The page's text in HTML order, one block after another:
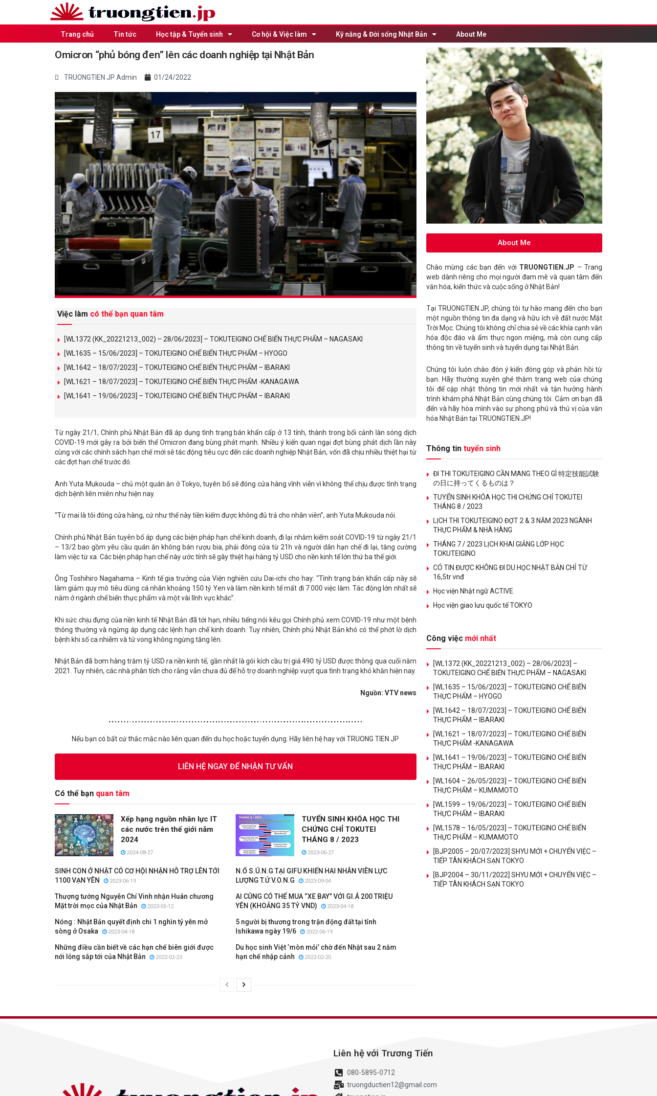
Trang chủ Tin tức Học tập & Tuyển sinh Cơ hội & Việc làm Kỹ năng & Đời sống Nhật Bản About Me
Omicron “phủ bóng đen” lên các doanh nghiệp tại Nhật Bản
TRUONGTIEN JP Admin 01/24/2022
Việc làm có thể bạn quan tâm
[WL1372 (KK_20221213_002) – 28/06/2023] – TOKUTEIGINO CHẾ BIẾN THỰC PHẨM – NAGASAKI
[WL1635 – 15/06/2023] – TOKUTEIGINO CHẾ BIẾN THỰC PHẨM – HYOGO
[WL1642 – 18/07/2023] – TOKUTEIGINO CHẾ BIẾN THỰC PHẨM – IBARAKI
[WL1621 – 18/07/2023] – TOKUTEIGINO CHẾ BIẾN THỰC PHẨM -KANAGAWA
[WL1641 – 19/06/2023] – TOKUTEIGINO CHẾ BIẾN THỰC PHẨM – IBARAKI
Từ ngày 21/1, Chính phủ Nhật Bản đã áp dụng tình trạng bán khẩn cấp ở 13 tỉnh, thành trong bối cảnh làn sóng dịch
COVID-19 mới gây ra bởi biến thể Omicron đang bùng phát mạnh. Nhiều ý kiến quan ngại đợt bùng phát dịch lần này
cùng với các chính sách hạn chế mới sẽ tác động tiêu cực đến các doanh nghiệp Nhật Bản, vốn đã chịu nhiều thiệt hại từ
các đợt hạn chế trước đó.
Anh Yuta Mukouda – chủ một quán ăn ở Tokyo, tuyên bố sẽ đóng cửa hàng vĩnh viễn vì không thể chịu được tình trạng
dịch bệnh liên miên như hiện nay.
“Từ mai là tôi đóng cửa hàng, cứ như thế này tiền kiếm được không đủ trả cho nhân viên”, anh Yuta Mukouda nói.
Chính phủ Nhật Bản tuyên bố áp dụng các biện pháp hạn chế kinh doanh, đi lại nhằm kiểm soát COVID-19 từ ngày 21/1
– 13/2 bao gồm yêu cầu quán ăn không bán rượu bia, phải đóng cửa từ 21h và người dân hạn chế đi lại, tăng cường
làm việc từ xa. Các biện pháp hạn chế này ước tính sẽ gây thiệt hại hàng tỷ USD cho nền kinh tế lớn thứ ba thế giới.
Ông Toshihiro Nagahama – Kinh tế gia trưởng của Viện nghiên cứu Dai-ichi cho hay: “Tình trạng bán khẩn cấp này sẽ
làm giảm quy mô tiêu dùng cá nhân khoảng 150 tỷ Yen và làm nền kinh tế mất đi 7.000 việc làm. Tác động lớn nhất sẽ
nằm ở ngành chế biến thực phẩm và một vài lĩnh vực khác”.
Khi sức chịu đựng của nền kinh tế Nhật Bản đã tới hạn, nhiều tiếng nói kêu gọi Chính phủ xem COVID-19 như một bệnh
thông thường và ngừng áp dụng các lệnh hạn chế kinh doanh. Tuy nhiên, Chính phủ Nhật Bản khó có thể phớt lờ dịch
bệnh khi số ca nhiễm và tử vong không ngừng tăng lên.
Nhật Bản đã bơm hàng trăm tỷ USD ra nền kinh tế, gần nhất là gói kích cầu trị giá 490 tỷ USD được thông qua cuối năm
2021. Tuy nhiên, các nhà phân tích cho rằng vẫn chưa đủ để hỗ trợ doanh nghiệp vượt qua tình trạng khó khăn hiện nay.
Nguồn: VTV news
Nếu bạn có bất cứ thắc mắc nào liên quan đến du học hoặc tuyển dụng. Hãy liên hệ hay với TRUONG TIEN JP
LIÊN HỆ NGAY ĐỂ NHẬN TƯ VẤN
Có thể bạn quan tâm
Xếp hạng nguồn nhân lực IT
các nước trên thế giới năm
2024
2024-08-27
TUYỂN SINH KHÓA HỌC THI
CHỨNG CHỈ TOKUTEI
THÁNG 8 / 2023
2023-06-27
SINH CON Ở NHẬT CÓ CƠ HỘI NHẬN HỖ TRỢ LÊN TỚI
1100 VẠN YÊN
2023-06-19
N.Ổ S.Ú.N.G TẠI GIFU KHIẾN HAI NHÂN VIÊN LỰC
LƯỢNG T.Ử V.O.N.G
2023-09-04
Thượng tướng Nguyễn Chí Vinh nhận Huân chương
Mặt trời mọc của Nhật Bản
2023-05-12
AI CŨNG CÓ THỂ MUA “XE BAY” VỚI GI.Á 200 TRIỆU
YÊN (KHOẢNG 35 TỶ VND)
2023-04-18
Nóng : Nhật Bản quyết định chi 1 nghìn tỷ yên mở
sòng ở Osaka
2023-04-18
5 người bị thương trong trận động đất tại tỉnh
Ishikawa ngày 19/6
2022-06-19
Những điều cần biết về các hạn chế biên giới được
nới lỏng sắp tới của Nhật Bản
2022-02-23
Du học sinh Việt ‘mòn mỏi’ chờ đến Nhật sau 2 năm
hạn chế nhập cảnh
2022-02-20
About Me
Chào mừng các bạn đến với TRUONGTIEN.JP – Trang
web dành riêng cho mọi người đam mê và quan tâm đến
văn hóa, kiến thức và cuộc sống ở Nhật Bản!
Tại TRUONGTIEN.JP, chúng tôi tự hào mang đến cho bạn
một nguồn thông tin đa dạng và hữu ích về đất nước Mặt
Trời Mọc. Chúng tôi không chỉ chia sẻ về các khía cạnh văn
hóa độc đáo và ẩm thực ngon miệng, mà còn cung cấp
thông tin về tuyển sinh và tuyển dụng tại Nhật Bản.
Chúng tôi luôn chào đón ý kiến đóng góp và phản hồi từ
bạn. Hãy thường xuyên ghé thăm trang web của chúng
tôi để cập nhật thông tin mới nhất và tận hưởng hành
trình khám phá Nhật Bản cùng chúng tôi. Cảm ơn bạn đã
đến và hãy hòa mình vào sự phong phú và thú vị của văn
hóa Nhật Bản tại TRUONGTIEN.JP!
Thông tin tuyển sinh
ĐI THI TOKUTEIGINO CẦN MANG THEO GÌ 特定技能試験
の日に持ってくるものは？
TUYỂN SINH KHÓA HỌC THI CHỨNG CHỈ TOKUTEI
THÁNG 8 / 2023
LỊCH THI TOKUTEIGINO ĐỢT 2 & 3 NĂM 2023 NGÀNH
THỰC PHẨM & NHÀ HÀNG
THÁNG 7 / 2023 LỊCH KHAI GIẢNG LỚP HỌC
TOKUTEIGINO
CÓ TIN ĐƯỢC KHÔNG ĐI DU HỌC NHẬT BẢN CHỈ TỪ
16,5tr vnđ
Học viện Nhật ngữ ACTIVE
Học viện giao lưu quốc tế TOKYO
Công việcmới nhất
[WL1372 (KK_20221213_002) – 28/06/2023] –
TOKUTEIGINO CHẾ BIẾN THỰC PHẨM – NAGASAKI
[WL1635 – 15/06/2023] – TOKUTEIGINO CHẾ BIẾN
THỰC PHẨM – HYOGO
[WL1642 – 18/07/2023] – TOKUTEIGINO CHẾ BIẾN
THỰC PHẨM – IBARAKI
[WL1621 – 18/07/2023] – TOKUTEIGINO CHẾ BIẾN
THỰC PHẨM -KANAGAWA
[WL1641 – 19/06/2023] – TOKUTEIGINO CHẾ BIẾN
THỰC PHẨM – IBARAKI
[WL1604 – 26/05/2023] – TOKUTEIGINO CHẾ BIẾN
THỰC PHẨM – KUMAMOTO
[WL1599 – 19/06/2023] – TOKUTEIGINO CHẾ BIẾN
THỰC PHẨM – IBARAKI
[WL1578 – 16/05/2023] – TOKUTEIGINO CHẾ BIẾN
THỰC PHẨM – KUMAMOTO
[BJP2005 – 20/07/2023] SHYU MỚI + CHUYỂN VIỆC –
TIẾP TÂN KHÁCH SẠN TOKYO
[BJP2004 – 30/11/2022] SHYU MỚI + CHUYỂN VIỆC –
TIẾP TÂN KHÁCH SẠN TOKYO
Liên hệ với Trương Tiến
080-5895-0712
truongductien12@gmail.com